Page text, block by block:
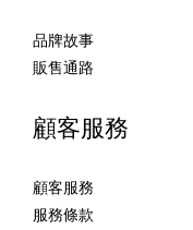
品牌故事
販售通路
顧客服務
顧客服務
服務條款